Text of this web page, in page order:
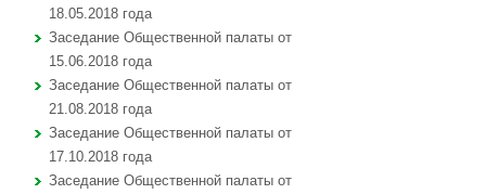
18.05.2018 года
Заседание Общественной палаты от
15.06.2018 года
Заседание Общественной палаты от
21.08.2018 года
Заседание Общественной палаты от
17.10.2018 года
Заседание Общественной палаты от